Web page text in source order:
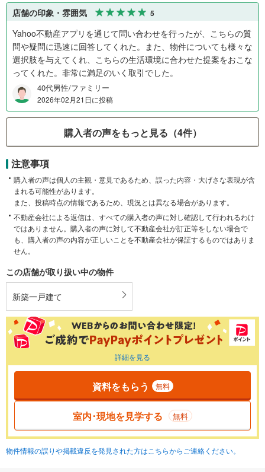
店舗の印象・雰囲気 5
Yahoo不動産アプリを通じて問い合わせを行ったが、こちらの質
問や疑問に迅速に回答してくれた。また、物件についても様々な
選択肢を与えてくれ、こちらの生活環境に合わせた提案をおこな
ってくれた。非常に満足のいく取引でした。
40代男性/ファミリー
2026年02月21日に投稿
購入者の声をもっと見る（4件）
注意事項
購入者の声は個人の主観・意見であるため、誤った内容・大げさな表現が含
まれる可能性があります。
また、投稿時点の情報であるため、現況とは異なる場合があります。
不動産会社による返信は、すべての購入者の声に対し確認して行われるわけ
ではありません。購入者の声に対して不動産会社が訂正等をしない場合で
も、購入者の声の内容が正しいことを不動産会社が保証するものではありま
せん。
この店舗が取り扱い中の物件
新築一戸建て
詳細を見る
資料をもらう 無料
室内･現地を見学する 無料
物件情報の誤りや掲載違反を発見された方はこちらからご連絡ください。